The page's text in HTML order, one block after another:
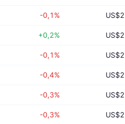
-0,1%
+0,2%
-0,1%
-0,4%
-0,3%
-0,3%